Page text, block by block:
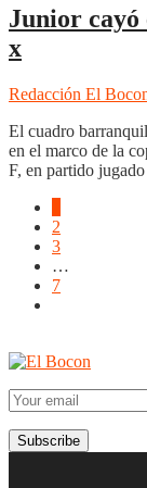
Junior cayó
x
Redacción El
El cuadro
en el marco de la
F, en partido
2
3
…
7